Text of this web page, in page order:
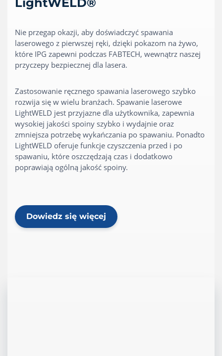
Nie przegap okazji, aby doświadczyć spawania
laserowego z pierwszej ręki, dzięki pokazom na żywo,
które IPG zapewni podczas FABTECH, wewnątrz naszej
przyczepy bezpiecznej dla lasera.
Zastosowanie ręcznego spawania laserowego szybko
rozwija się w wielu branżach. Spawanie laserowe
LightWELD jest przyjazne dla użytkownika, zapewnia
wysokiej jakości spoiny szybko i wydajnie oraz
zmniejsza potrzebę wykańczania po spawaniu. Ponadto
LightWELD oferuje funkcje czyszczenia przed i po
spawaniu, które oszczędzają czas i dodatkowo
poprawiają ogólną jakość spoiny.
Dowiedz się więcej